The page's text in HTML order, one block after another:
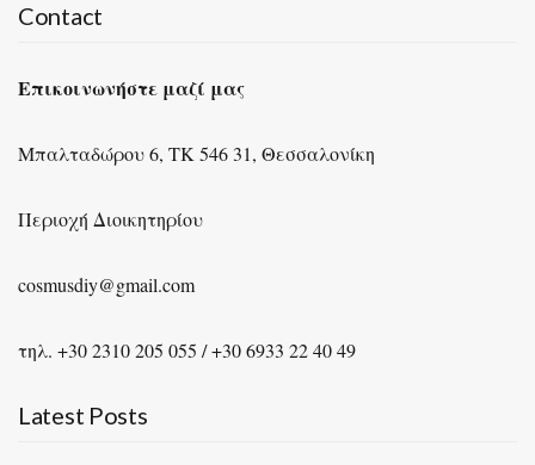
Contact
Επικοινωνήστε μαζί μας
Μπαλταδώρου 6, ΤΚ 546 31, Θεσσαλονίκη
Περιοχή Διοικητηρίου
cosmusdiy@gmail.com
τηλ. +30 2310 205 055 / +30 6933 22 40 49
Latest Posts